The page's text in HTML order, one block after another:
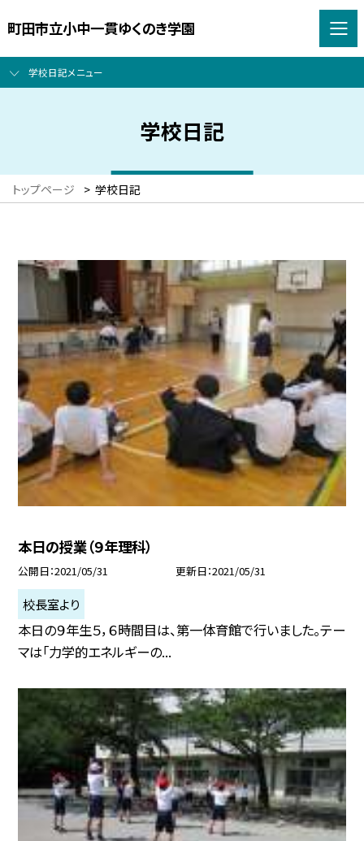
町田市立小中一貫ゆくのき学園
学校日記メニュー
学校日記
トップページ > 学校日記
本日の授業（９年理科）
公開日 2021/05/31 更新日 2021/05/31
校長室より
本日の９年生５，６時間目は、第一体育館で行いました。テー
マは「力学的エネルギーの...